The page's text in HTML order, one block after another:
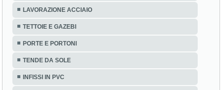
LAVORAZIONE ACCIAIO
TETTOIE E GAZEBI
PORTE E PORTONI
TENDE DA SOLE
INFISSI IN PVC